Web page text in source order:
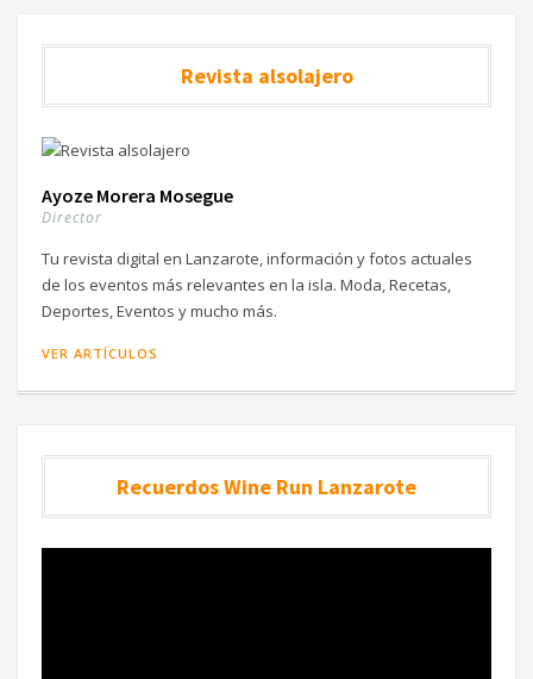
Revista alsolajero
Ayoze Morera Mosegue
Director
Tu revista digital en Lanzarote, información y fotos actuales
de los eventos más relevantes en la isla. Moda, Recetas,
Deportes, Eventos y mucho más.
VER ARTÍCULOS
Recuerdos Wine Run Lanzarote